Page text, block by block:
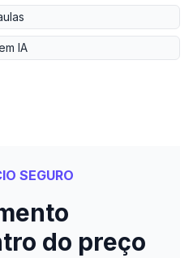
IA
SEGURO
do preço